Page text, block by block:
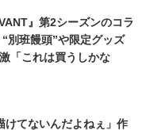
』第2シーズンのコラ
別班饅頭”や限定グッズ
「これは買うしかな
けてないんだよねぇ」作